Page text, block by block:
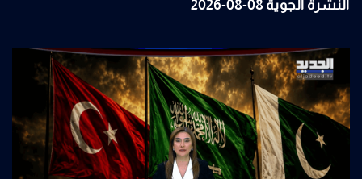
النشرة الجوية 08-08-2026